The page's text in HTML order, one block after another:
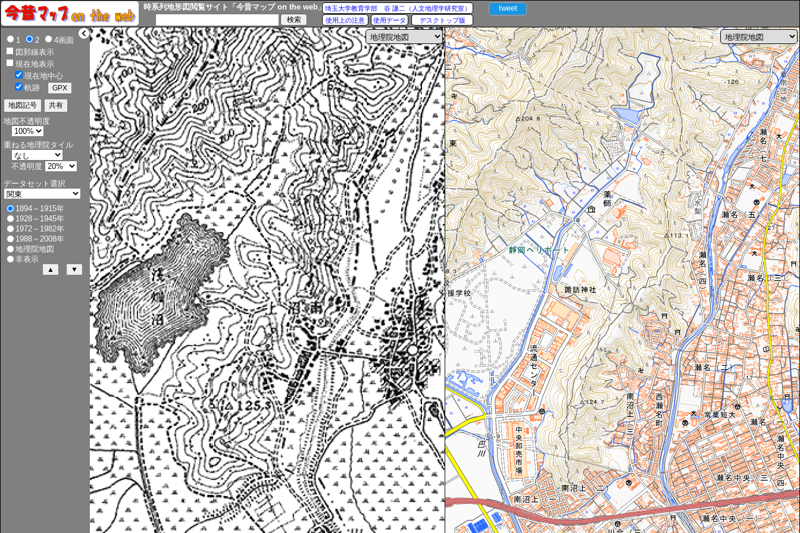
> tweet
時系列地形図閲覧サイト「今昔マップ on the web」埼玉大学教育学部 谷 謙二（人文地理学研究室）
使用上の注意
使用データ デスクトップ版
1 2
4画面
図郭線表示
現在地表示
現在地中心
軌跡
地図不透明度
重ねる地理院タイル
不透明度
データセット選択
1894～1915年
1928～1945年
1972～1982年
1988～2008年
地理院地図
非表示